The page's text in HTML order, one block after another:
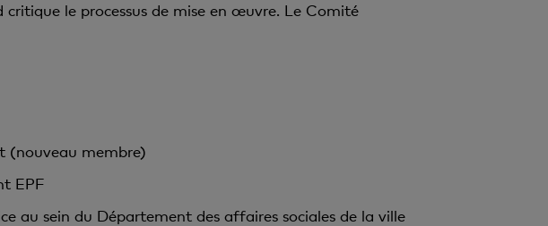
le processus de mise en œuvre. Le Comité
(nouveau membre)
EPF
au sein du Département des affaires sociales de la ville